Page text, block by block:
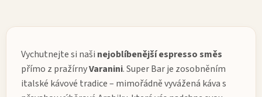
Vychutnejte si naši nejoblíbenějšíespressosměs
přímo z pražírnyVaranini.Super Barje zosobněním
italské kávové tradice – mimořádně vyvážená káva s